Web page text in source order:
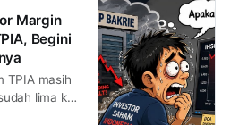
Margin
Begini
TPIA masih
lima kali